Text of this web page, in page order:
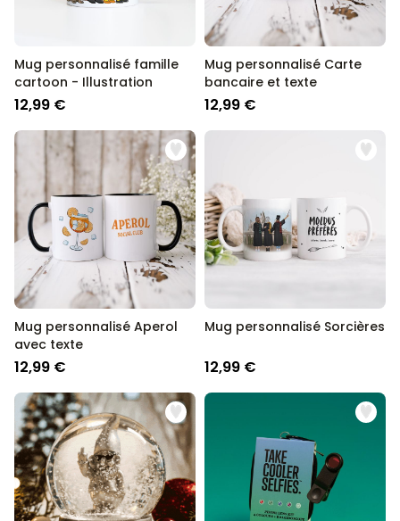
Mug personnalisé famille
cartoon - Illustration
12,99 €
Mug personnalisé Carte
bancaire et texte
12,99 €
Mug personnalisé Aperol
avec texte
12,99 €
Mug personnalisé Sorcières
12,99 €